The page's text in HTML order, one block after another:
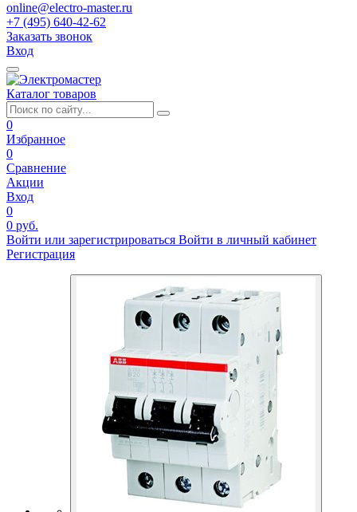
online@electro-master.ru
+7 (495) 640-42-62
Заказать звонок
Вход
Каталог товаров
0
Избранное
0
Сравнение
Акции
Вход
0
0 руб.
Войти или зарегистрироваться Войти в личный кабинет
Регистрация